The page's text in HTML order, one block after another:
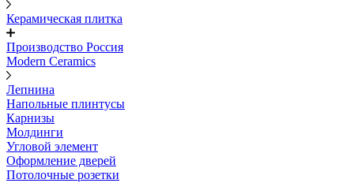
Керамическая плитка
Производство Россия
Modern Ceramics
Лепнина
Напольные плинтусы
Карнизы
Молдинги
Угловой элемент
Оформление дверей
Потолочные розетки